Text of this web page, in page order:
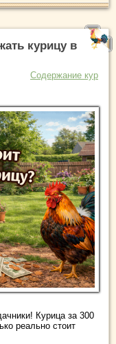
курицу в
Содержание кур
Курица за 300
реально стоит